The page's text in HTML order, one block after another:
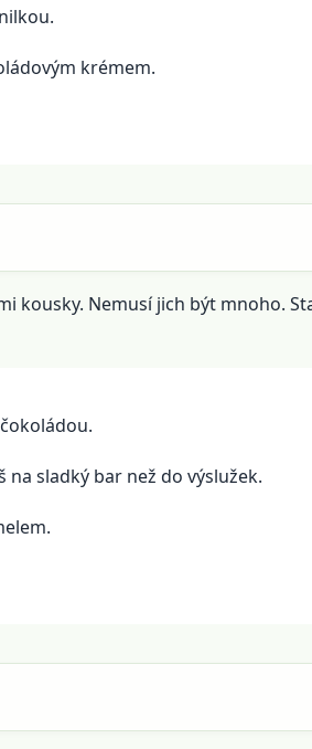
krémem.
kousky. Nemusí jich být mnoho.
sladký bar než do výslužek.